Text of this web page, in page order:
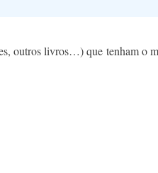
outros livros…) que tenham o